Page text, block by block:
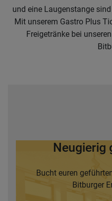
und eine Laugenstange
Mit unserem Gastro Plus
Freigetränke bei
Neugierig
Bucht euren
Bitburger